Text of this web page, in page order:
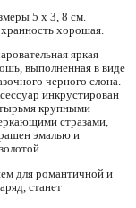
5 х 3, 8 см.
хорошая.
яркая
выполненная в виде
черного слона.
инкрустирован
крупными
стразами,
эмалью и
для романтичной и
станет